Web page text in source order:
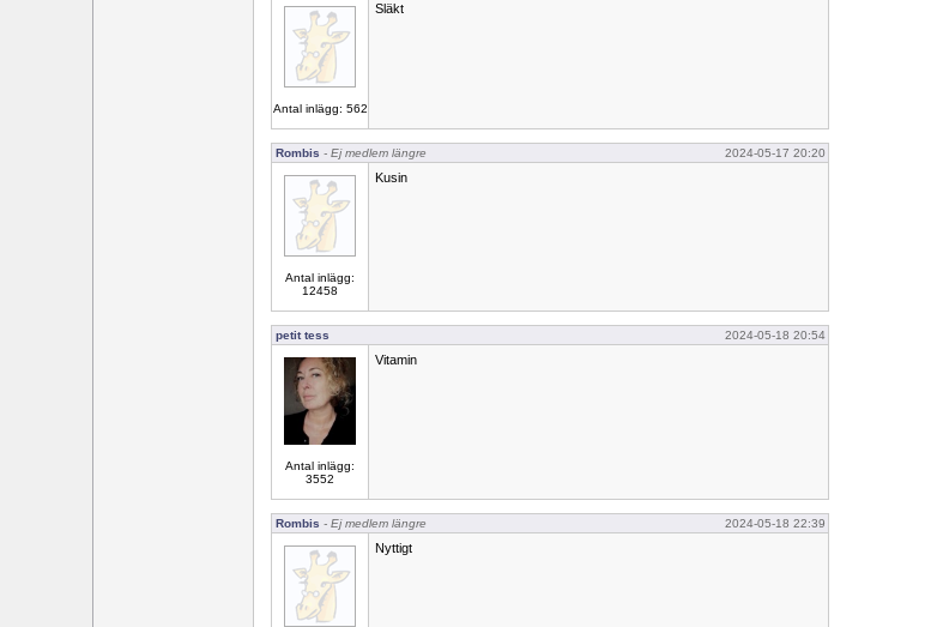
Antal inlägg: 562
Släkt
Rombis - Ej medlem längre 2024-05-17 20:20
Antal inlägg:
12458
Kusin
petit tess 2024-05-18 20:54
Antal inlägg:
3552
Vitamin
Rombis - Ej medlem längre 2024-05-18 22:39
Nyttigt